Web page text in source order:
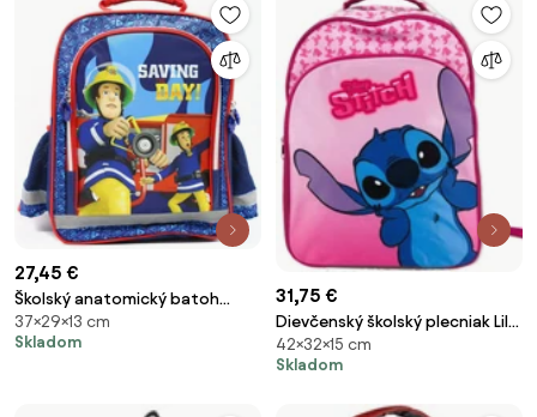
27,45 €
Školský anatomický batoh
Požiarnik Sam - Hasič Sam -
Fireman Sam - 14L
37×29×13 cm
Skladom
31,75 €
Dievčenský školský plecniak Lilo
&amp; Stitch - ružový s
obrázkom mimozemšťana
42×32×15 cm
Skladom